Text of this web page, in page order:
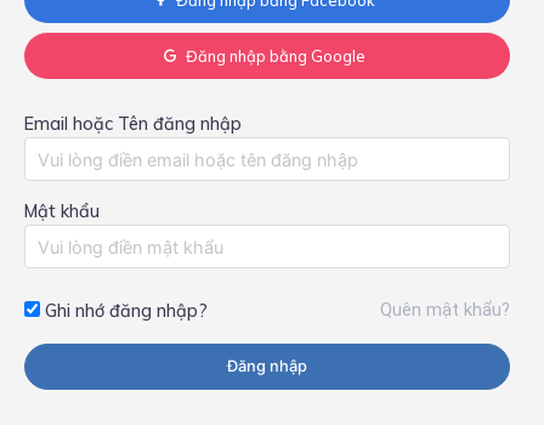
Đăng nhập bằng Google
Email hoặc Tên đăng nhập
Mật khẩu
Ghi nhớ đăng nhập? Quên mật khẩu?
Đăng nhập